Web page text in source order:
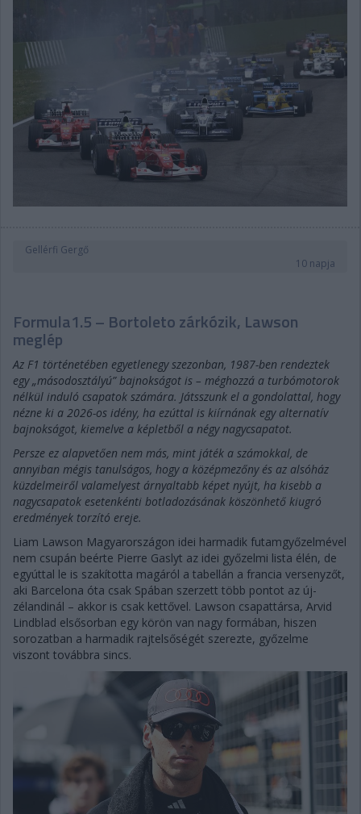
Gellérfi Gergő
10 napja
Formula1.5 – Bortoleto zárkózik, Lawson
meglép
Az F1 történetében egyetlenegy szezonban, 1987-ben rendeztek
egy „másodosztályú” bajnokságot is – méghozzá a turbómotorok
nélkül induló csapatok számára. Játsszunk el a gondolattal, hogy
nézne ki a 2026-os idény, ha ezúttal is kiírnának egy alternatív
bajnokságot, kiemelve a képletből a négy nagycsapatot.
Persze ez alapvetően nem más, mint játék a számokkal, de
annyiban mégis tanulságos, hogy a középmezőny és az alsóház
küzdelmeiről valamelyest árnyaltabb képet nyújt, ha kisebb a
nagycsapatok esetenkénti botladozásának köszönhető kiugró
eredmények torzító ereje.
Liam Lawson Magyarországon idei harmadik futamgyőzelmével
nem csupán beérte Pierre Gaslyt az idei győzelmi lista élén, de
egyúttal le is szakította magáról a tabellán a francia versenyzőt,
aki Barcelona óta csak Spában szerzett több pontot az új-
zélandinál – akkor is csak kettővel. Lawson csapattársa, Arvid
Lindblad elsősorban egy körön van nagy formában, hiszen
sorozatban a harmadik rajtelsőségét szerezte, győzelme
viszont továbbra sincs.